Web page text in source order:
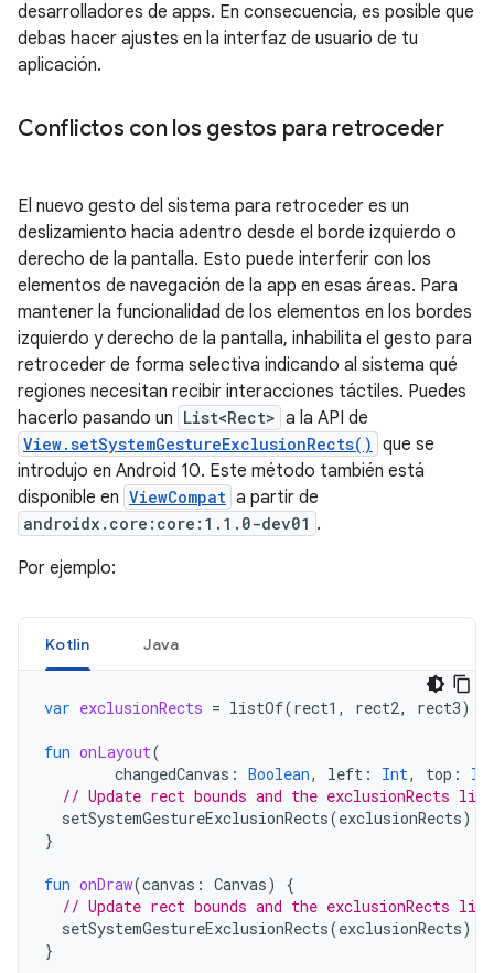
desarrolladores de apps. En consecuencia, es posible que
debas hacer ajustes en la interfaz de usuario de tu
aplicación.
Conflictos con los gestos para retroceder
El nuevo gesto del sistema para retroceder es un
deslizamiento hacia adentro desde el borde izquierdo o
derecho de la pantalla. Esto puede interferir con los
elementos de navegación de la app en esas áreas. Para
mantener la funcionalidad de los elementos en los bordes
izquierdo y derecho de la pantalla, inhabilita el gesto para
retroceder de forma selectiva indicando al sistema qué
regiones necesitan recibir interacciones táctiles. Puedes
hacerlo pasando un List<Rect> a la API de
View.setSystemGestureExclusionRects() que se
introdujo en Android 10. Este método también está
disponible en ViewCompat a partir de
androidx.core:core:1.1.0-dev01 .
Por ejemplo:
Kotlin Java
var exclusionRects = listOf(rect1 , rect2, rect3)
fun onLayout(
changedCanvas : Boolean, left : Int, top :
// Update rect bounds and the exclusionRects list
setSystemGestureExclusionRects(exclusionRects)
}
fun onDraw(canvas : Canvas)
{
// Update rect bounds and the exclusionRects list
setSystemGestureExclusionRects(exclusionRects)
}